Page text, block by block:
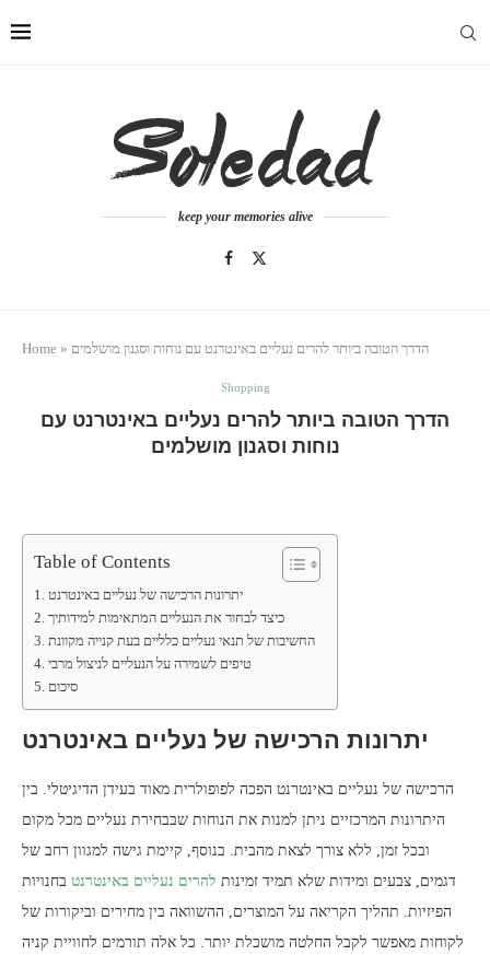
keep your memories alive
Home » הדרך הטובה ביותר להרים נעליים באינטרנט עם נוחות וסגנון מושלמים
Shopping
הדרך הטובה ביותר להרים נעליים באינטרנט עם
נוחות וסגנון מושלמים
Table of Contents
יתרונות הרכישה של נעליים באינטרנט
כיצד לבחור את הנעליים המתאימות למידותיך
החשיבות של תנאי נעליים כלליים בעת קנייה מקוונת
טיפים לשמירה על הנעליים לניצול מרבי
סיכום
יתרונות הרכישה של נעליים באינטרנט
הרכישה של נעליים באינטרנט הפכה לפופולרית מאוד בעידן הדיגיטלי. בין
היתרונות המרכזיים ניתן למנות את הנוחות שבבחירת נעליים מכל מקום
ובכל זמן, ללא צורך לצאת מהבית. בנוסף, קיימת גישה למגוון רחב של
דגמים, צבעים ומידות שלא תמיד זמינות להרים נעליים באינטרנט בחנויות
הפיזיות. תהליך הקריאה על המוצרים, ההשוואה בין מחירים וביקורות של
לקוחות מאפשר לקבל החלטה מושכלת יותר. כל אלה תורמים לחוויית קניה